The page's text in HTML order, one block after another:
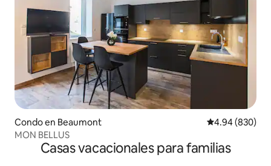
Condo en Beaumont Calificación
4.94 (830)
MON BELLUS
Casas vacacionales para familias